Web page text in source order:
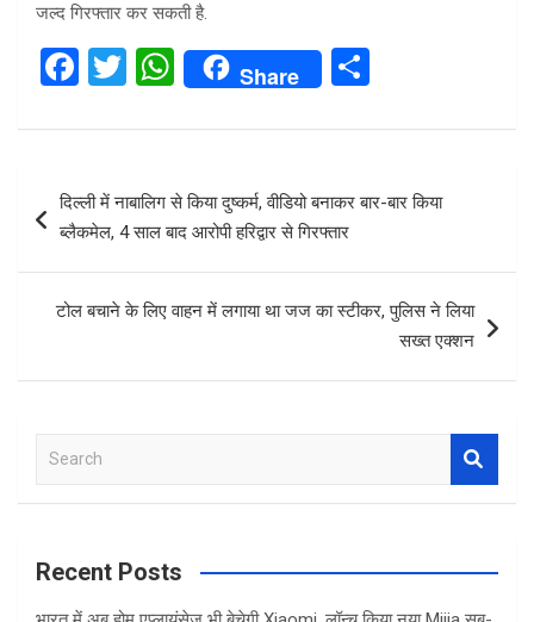
जल्द गिरफ्तार कर सकती है.
F
ce
b
o
k
T
tt
er
W
at
s
A
p
Share
ar
navigation
दिल्ली में नाबालिग से किया दुष्कर्म, वीडियो बनाकर बार-बार किया
ब्लैकमेल, 4 साल बाद आरोपी हरिद्वार से गिरफ्तार
टोल बचाने के लिए वाहन में लगाया था जज का स्टीकर, पुलिस ने लिया
सख्त एक्शन
a
c
Recent Posts